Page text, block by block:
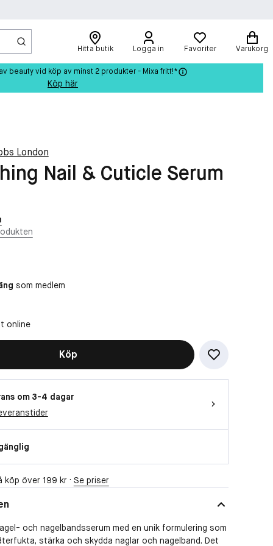
Hitta butik Logga in Favoriter Varukorg
beauty vid köp av minst 2 produkter - Mixa fritt!*
Köp här
London
Nail & Cuticle Serum
som medlem
online
Köp
om 3-4 dagar
köp över 199 kr · Se priser
och nagelbandsserum med en unik formulering som
stärka och skydda naglar och nagelband. Det